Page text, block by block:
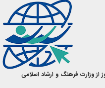
از وزارت فرهنگ و ارشاد اسلامی